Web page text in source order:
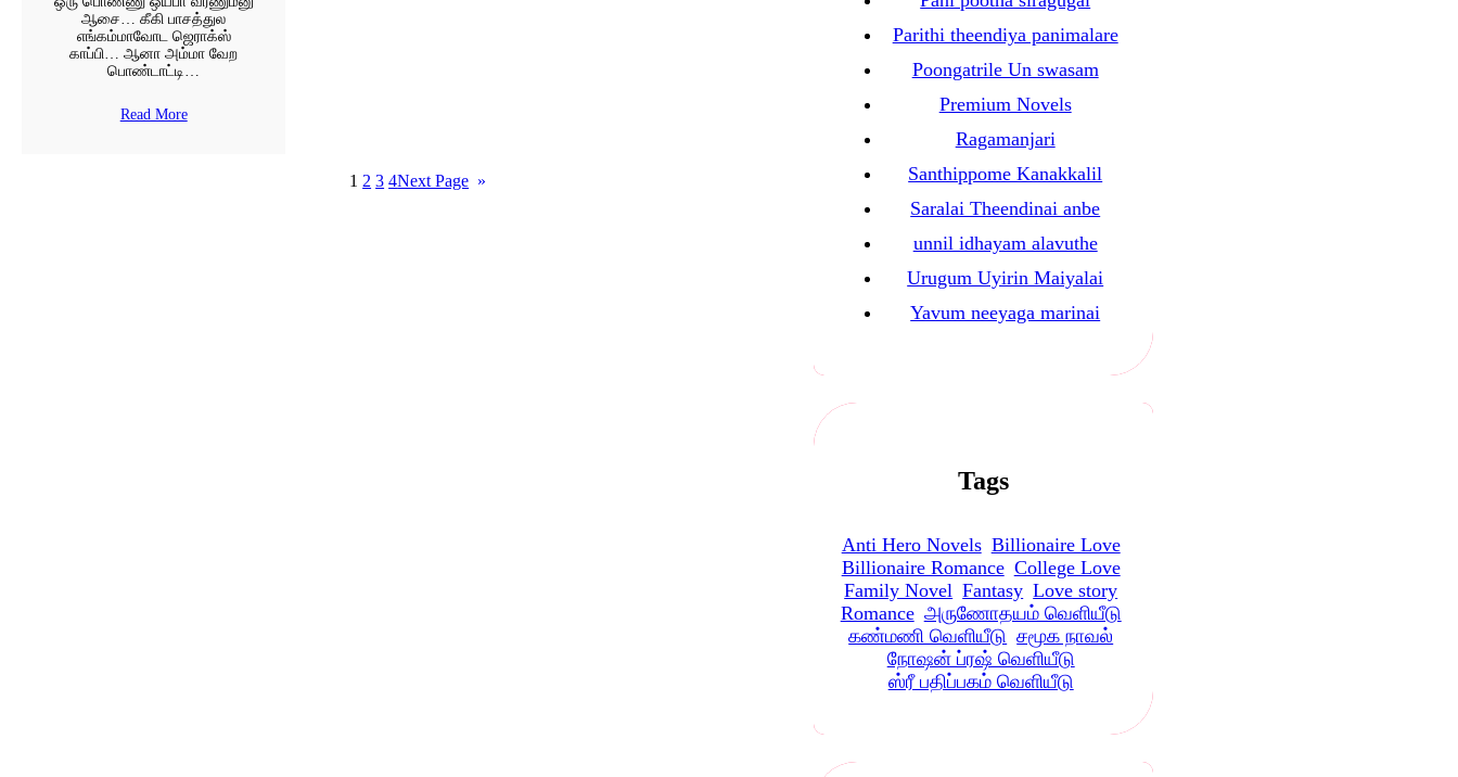
ஆசை… கீகி பாசத்துல
எங்கம்மாவோட ஜெராக்ஸ்
காப்பி… ஆனா அம்மா வேற
பொண்டாட்டி…
Read More
1 2 3 4Next Page »
Parithi theendiya panimalare
Poongatrile Un swasam
Premium Novels
Ragamanjari
Santhippome Kanakkalil
Saralai Theendinai anbe
unnil idhayam alavuthe
Urugum Uyirin Maiyalai
Yavum neeyaga marinai
Tags
Anti Hero Novels Billionaire Love
Billionaire Romance College Love
Family Novel Fantasy Love story
Romance அருணோதயம் வெளியீடு
கண்மணி வெளியீடு சமூக நாவல்
நோஷன் ப்ரஷ் வெளியீடு
ஸ்ரீ பதிப்பகம் வெளியீடு